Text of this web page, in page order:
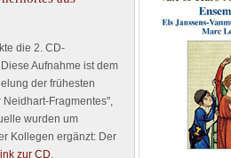
die 2. CD-
Aufnahme ist dem
der frühesten
Fragmentes",
wurden um
Kollegen ergänzt: Der
zur CD.